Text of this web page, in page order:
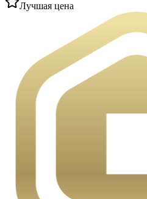
Лучшая цена